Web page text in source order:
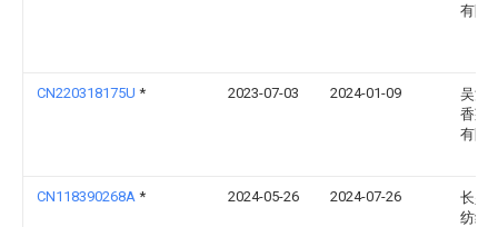
有限
CN220318175U * 2023-07-03 2024-01-09
吴江
香莱
有限
CN118390268A * 2024-05-26 2024-07-26
长兴
纺织